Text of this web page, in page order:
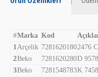
#Marka Kod
1 Arçelik 72816201802476
2Beko 7281620280D
3Beko 7281548783K